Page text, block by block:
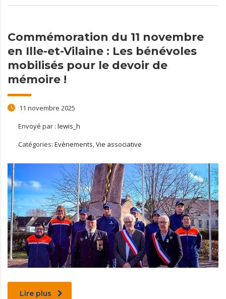
Commémoration du 11 novembre
en Ille-et-Vilaine : Les bénévoles
mobilisés pour le devoir de
mémoire !
11 novembre 2025
Envoyé par : lewis_h
Catégories: Evènements, Vie associative
Lire plus